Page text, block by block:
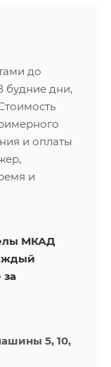
до
будние дни,
и оплаты
и
МКАД
5, 10,